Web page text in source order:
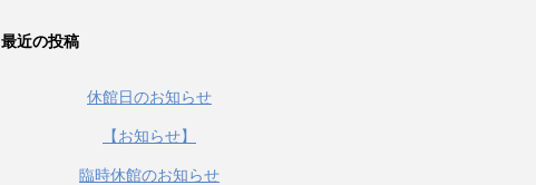
最近の投稿
休館日のお知らせ
【お知らせ】
臨時休館のお知らせ